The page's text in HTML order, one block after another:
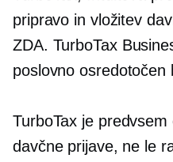
pripravo in vložitev
ZDA. TurboTax
poslovno osredotočen
TurboTax je
davčne prijave, ne le